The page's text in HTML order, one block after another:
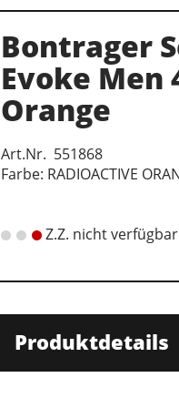
Bontrager
Evoke Men
Orange
Art.Nr. 551868
Farbe: RADIOACTIVE
Z.Z. nicht verfügbar
Produktdetails